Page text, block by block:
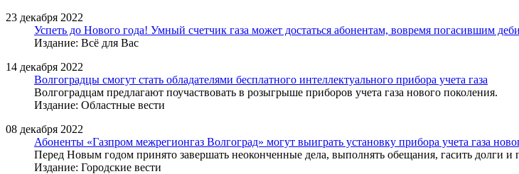
23 декабря 2022
Успеть до Нового года! Умный счетчик газа может достаться абонентам, вовремя погасившим
Издание: Всё для Вас
14 декабря 2022
Волгоградцы смогут стать обладателями бесплатного интеллектуального прибора учета газа
Волгоградцам предлагают поучаствовать в розыгрыше приборов учета газа нового поколения.
Издание: Областные вести
08 декабря 2022
Абоненты «Газпром межрегионгаз Волгоград» могут выиграть установку прибора учета газа
Перед Новым годом принято завершать неоконченные дела, выполнять обещания, гасить долги и
Издание: Городские вести